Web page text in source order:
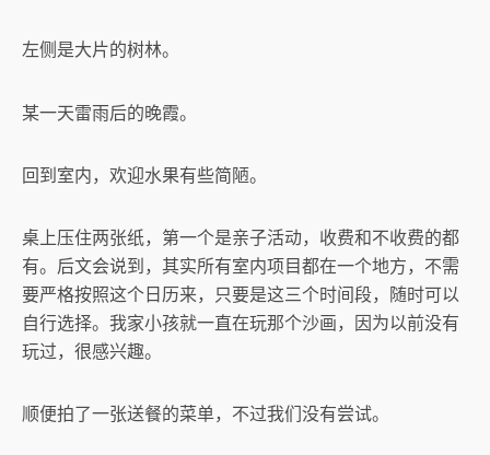
左侧是大片的树林。
某一天雷雨后的晚霞。
回到室内，欢迎水果有些简陋。
桌上压住两张纸，第一个是亲子活动，收费和不收费的都
有。后文会说到，其实所有室内项目都在一个地方，不需
要严格按照这个日历来，只要是这三个时间段，随时可以
自行选择。我家小孩就一直在玩那个沙画，因为以前没有
玩过，很感兴趣。
顺便拍了一张送餐的菜单，不过我们没有尝试。